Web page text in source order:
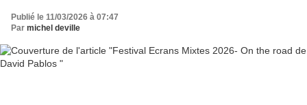
Publié le 11/03/2026 à 07:47
Par michel deville